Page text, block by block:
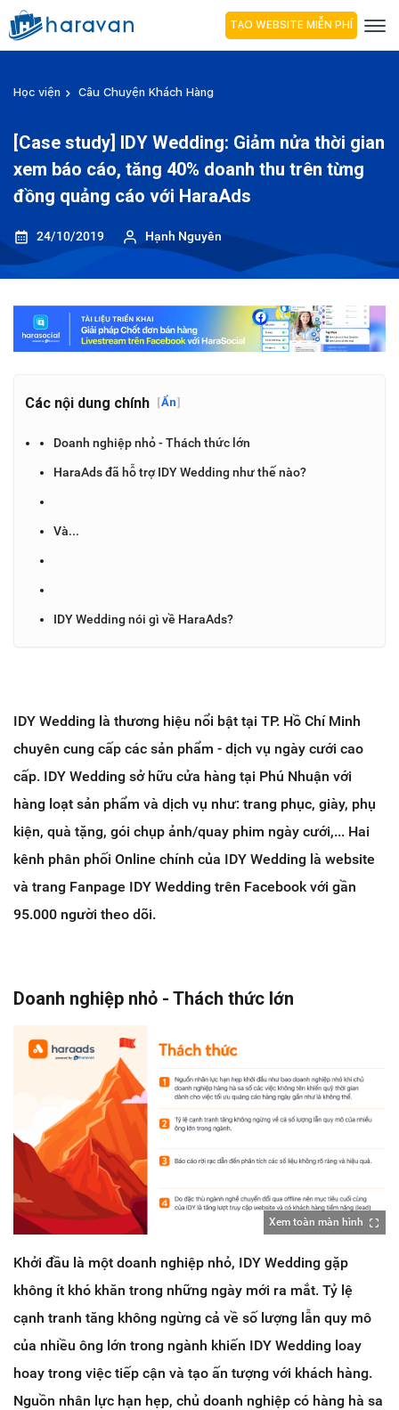
TẠO WEBSITE MIỄN PHÍ
Học viện Câu Chuyện Khách Hàng
[Case study] IDY Wedding: Giảm nửa thời gian
xem báo cáo, tăng 40% doanh thu trên từng
đồng quảng cáo với HaraAds
24/10/2019 Hạnh Nguyên
Các nội dung chính [Ẩn]
Doanh nghiệp nhỏ - Thách thức lớn
HaraAds đã hỗ trợ IDY Wedding như thế nào?
Và...
IDY Wedding nói gì về HaraAds?
IDY Wedding là thương hiệu nổi bật tại TP. Hồ Chí Minh
chuyên cung cấp các sản phẩm - dịch vụ ngày cưới cao
cấp. IDY Wedding sở hữu cửa hàng tại Phú Nhuận với
hàng loạt sản phẩm và dịch vụ như: trang phục, giày, phụ
kiện, quà tặng, gói chụp ảnh/quay phim ngày cưới,... Hai
kênh phân phối Online chính của IDY Wedding là website
và trang Fanpage IDY Wedding trên Facebook với gần
95.000 người theo dõi.
Doanh nghiệp nhỏ - Thách thức lớn
Xem toàn màn hình
Khởi đầu là một doanh nghiệp nhỏ, IDY Wedding gặp
không ít khó khăn trong những ngày mới ra mắt. Tỷ lệ
cạnh tranh tăng không ngừng cả về số lượng lẫn quy mô
của nhiều ông lớn trong ngành khiến IDY Wedding loay
hoay trong việc tiếp cận và tạo ấn tượng với khách hàng.
Nguồn nhân lực hạn hẹp, chủ doanh nghiệp có hàng hà sa